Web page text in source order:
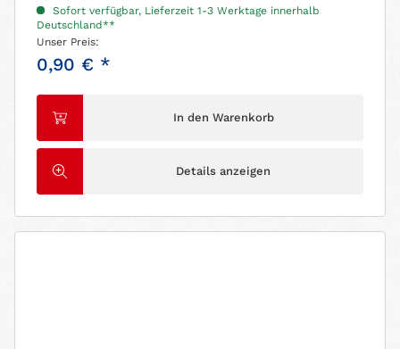
Sofort verfügbar, Lieferzeit 1-3 Werktage innerhalb
Deutschland**
Unser Preis:
0,90 € *
In den Warenkorb
Details anzeigen